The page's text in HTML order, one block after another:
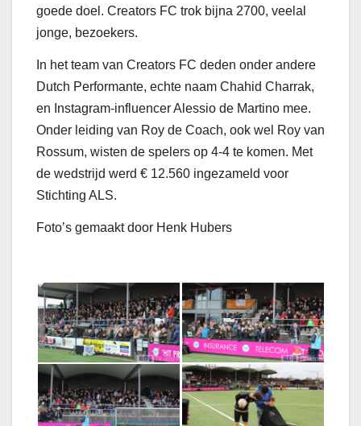
goede doel. Creators FC trok bijna 2700, veelal
jonge, bezoekers.
In het team van Creators FC deden onder andere
Dutch Performante, echte naam Chahid Charrak,
en Instagram-influencer Alessio de Martino mee.
Onder leiding van Roy de Coach, ook wel Roy van
Rossum, wisten de spelers op 4-4 te komen. Met
de wedstrijd werd € 12.560 ingezameld voor
Stichting ALS.
Foto’s gemaakt door Henk Hubers